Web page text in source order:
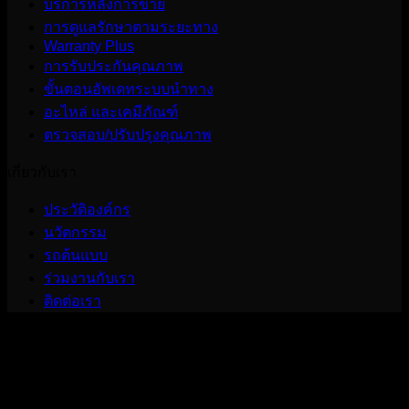
บริการหลังการขาย
การดูแลรักษาตามระยะทาง
Warranty Plus
การรับประกันคุณภาพ
ขั้นตอนอัพเดทระบบนำทาง
อะไหล่ และเคมีภัณฑ์
ตรวจสอบ/ปรับปรุงคุณภาพ
ประวัติองค์กร
นวัตกรรม
รถต้นแบบ
ร่วมงานกับเรา
ติดต่อเรา